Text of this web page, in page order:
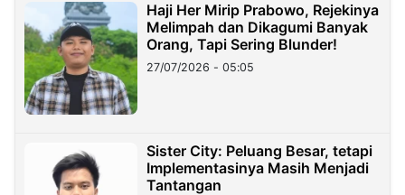
Haji Her Mirip Prabowo, Rejekinya
Melimpah dan Dikagumi Banyak
Orang, Tapi Sering Blunder!
27/07/2026 - 05:05
Sister City: Peluang Besar, tetapi
Implementasinya Masih Menjadi
Tantangan